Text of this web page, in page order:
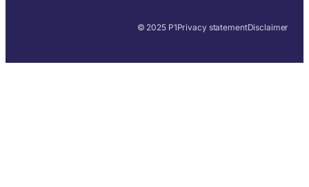
© 2025 P1Privacy statementDisclaimer